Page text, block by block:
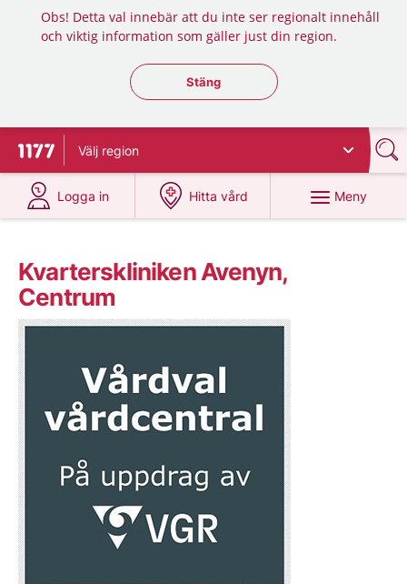
Obs! Detta val innebär att du inte ser regionalt innehåll
och viktig information som gäller just din region.
Stäng regionsväljaren
Stäng
Till startsidan för 1177
Välj region
Logga in
på 1177.se
Hitta vård
på 1177.se
Meny
Kvarterskliniken Avenyn,
Centrum